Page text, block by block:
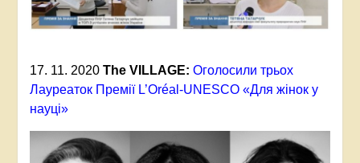
17. 11. 2020 The VILLAGE: Оголосили трьох
Лауреаток Премії L’Oréal-UNESCO «‎Для жінок у
науці»